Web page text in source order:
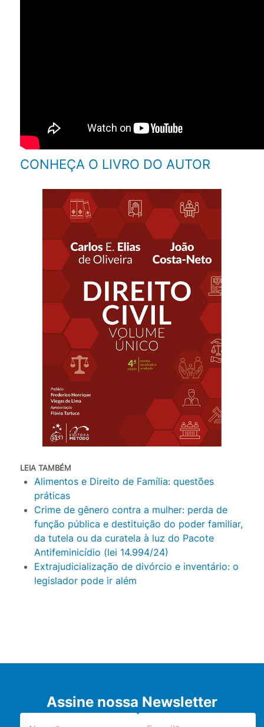
CONHEÇA O LIVRO DO AUTOR
LEIA TAMBÉM
Alimentos e Direito de Família: questões
práticas
Crime de gênero contra a mulher: perda de
função pública e destituição do poder familiar,
da tutela ou da curatela à luz do Pacote
Antifeminicídio (lei 14.994/24)
Extrajudicialização de divórcio e inventário: o
legislador pode ir além
Assine nossa Newsletter